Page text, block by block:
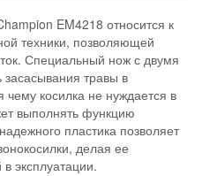
EM4218 относится к
техники, позволяющей
Специальный нож с двумя
засасывания травы в
чему косилка не нуждается в
выполнять функцию
пластика позволяет
делая ее
эксплуатации.